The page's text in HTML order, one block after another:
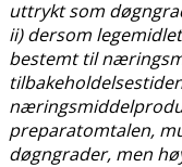
uttrykt som
ii) dersom
bestemt til
preparatomtalen,
døgngrader, men